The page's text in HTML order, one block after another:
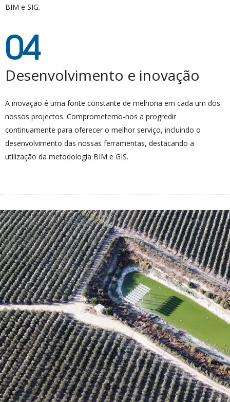
BIM e SIG.
04
Desenvolvimento e inovação
A inovação é uma fonte constante de melhoria em cada um dos
nossos projectos. Comprometemo-nos a progredir
continuamente para oferecer o melhor serviço, incluindo o
desenvolvimento das nossas ferramentas, destacando a
utilização da metodologia BIM e GIS.